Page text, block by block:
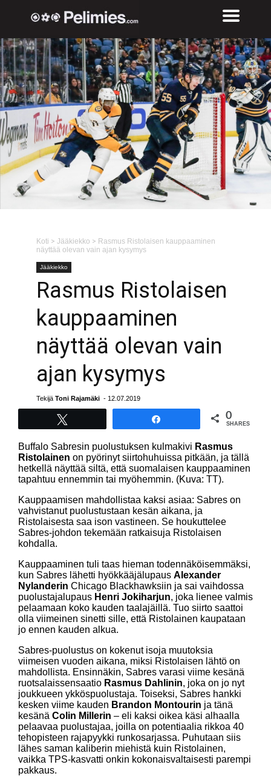
Koti > Jääkiekko > Rasmus Ristolaisen kauppaaminen
näyttää olevan vain ajan kysymys
Jääkiekko
Rasmus Ristolaisen
kauppaaminen
näyttää olevan vain
ajan kysymys
Tekijä Toni Rajamäki - 12.07.2019
0
SHARES
Buffalo Sabresin puolustuksen kulmakivi Rasmus
Ristolainen on pyörinyt siirtohuhuissa pitkään, ja tällä
hetkellä näyttää siltä, että suomalaisen kauppaaminen
tapahtuu ennemmin tai myöhemmin. (Kuva: TT).
Kauppaamisen mahdollistaa kaksi asiaa: Sabres on
vahvistanut puolustustaan kesän aikana, ja
Ristolaisesta saa ison vastineen. Se houkuttelee
Sabres-johdon tekemään ratkaisuja Ristolaisen
kohdalla.
Kauppaaminen tuli taas hieman todennäköisemmäksi,
kun Sabres lähetti hyökkääjälupaus Alexander
Nylanderin Chicago Blackhawksiin ja sai vaihdossa
puolustajalupaus Henri Jokiharjun, joka lienee valmis
pelaamaan koko kauden taalajäillä. Tuo siirto saattoi
olla viimeinen sinetti sille, että Ristolainen kaupataan
jo ennen kauden alkua.
Sabres-puolustus on kokenut isoja muutoksia
viimeisen vuoden aikana, miksi Ristolaisen lähtö on
mahdollista. Ensinnäkin, Sabres varasi viime kesänä
ruotsalaissensaatio Rasmus Dahlinin, joka on jo nyt
joukkueen ykköspuolustaja. Toiseksi, Sabres hankki
kesken viime kauden Brandon Montourin ja tänä
kesänä Colin Millerin – eli kaksi oikea käsi alhaalla
pelaavaa puolustajaa, joilla on potentiaalia rikkoa 40
tehopisteen rajapyykki runkosarjassa. Puhutaan siis
lähes saman kaliberin miehistä kuin Ristolainen,
vaikka TPS-kasvatti onkin kokonaisvaltaisesti parempi
pakkaus.